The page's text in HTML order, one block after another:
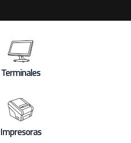
Terminales
Impresoras